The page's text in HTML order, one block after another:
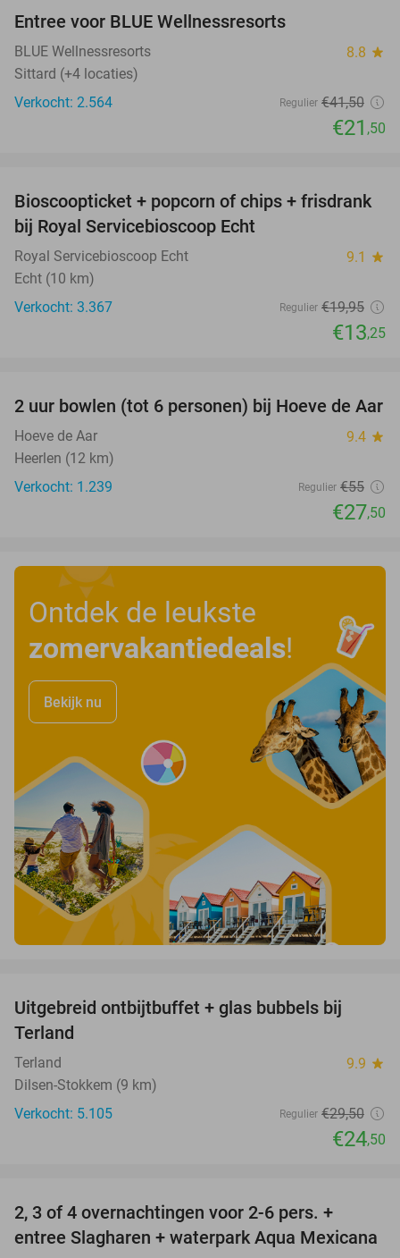
Entree voor BLUE Wellnessresorts
BLUE Wellnessresorts 8.8 star
Sittard (+4 locaties)
Verkocht: 2.564
Regulier €41,50
€21 ,50
34%
Bioscoopticket + popcorn of chips + frisdrank
bij Royal Servicebioscoop Echt
Royal Servicebioscoop Echt 9.1 star
Echt (10 km)
Verkocht: 3.367
Regulier €19,95
€13,25
50%
2 uur bowlen (tot 6 personen) bij Hoeve de Aar
Hoeve de Aar 9.4 star
Heerlen (12 km)
Verkocht: 1.239
Regulier €55
€27,50
Ontdek de leukste
zomervakantiedeals!
Bekijk nu
Uitgebreid ontbijtbuffet + glas bubbels bij
Terland
Terland 9.9 star
Dilsen-Stokkem (9 km)
Verkocht: 5.105
Regulier €29,50
€24,50
2, 3 of 4 overnachtingen voor 2-6 pers. +
entree Slagharen + waterpark Aqua Mexicana